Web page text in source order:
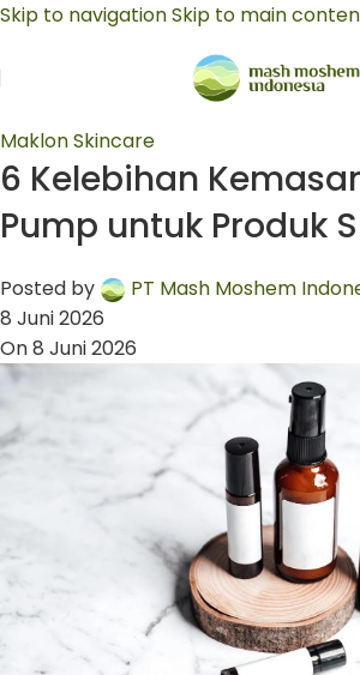
Skip to navigationSkip to main
Maklon Skincare
6 Kelebihan
Pump untuk Produk
Posted by
PT Mash Moshem
8 Juni 2026
On 8 Juni 2026